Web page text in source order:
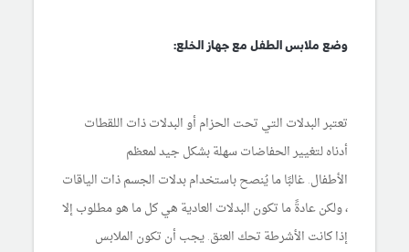
وضع ملابس الطفل مع جهاز الخلع:
تعتبر البدلات التي تحت الحزام أو البدلات ذات اللقطات
أدناه لتغيير الحفاضات سهلة بشكل جيد لمعظم
الأطفال. غالبًا ما يُنصح باستخدام بدلات الجسم ذات الياقات
، ولكن عادةً ما تكون البدلات العادية هي كل ما هو مطلوب إلا
إذا كانت الأشرطة تحك العنق. يجب أن تكون الملابس